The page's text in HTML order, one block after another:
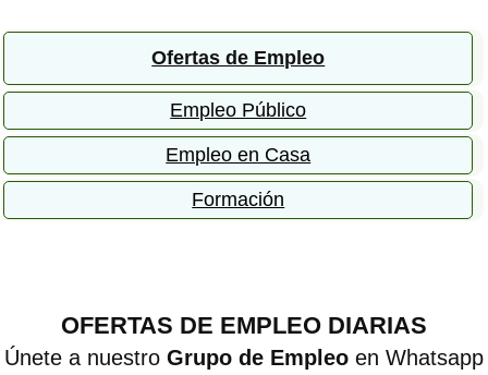
Ofertas de Empleo
Empleo Público
Empleo en Casa
Formación
OFERTAS DE EMPLEO DIARIAS
Únete a nuestro Grupo de Empleo en Whatsapp